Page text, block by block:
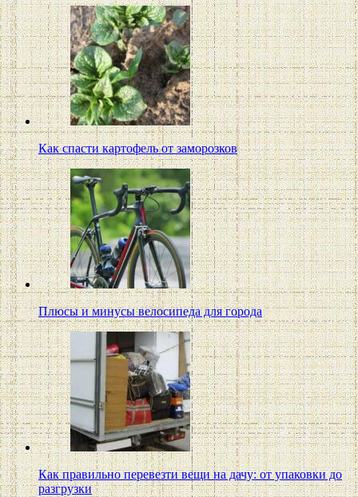
Как спасти картофель от заморозков
Плюсы и минусы велосипеда для города
Как правильно перевезти вещи на дачу: от упаковки до
разгрузки